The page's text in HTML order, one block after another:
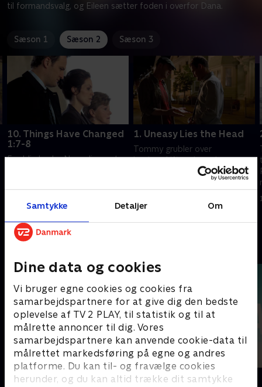
Samtykke Detaljer Om
Dine data og cookies
Vi bruger egne cookies og cookies fra
samarbejdspartnere for at give dig den bedste
oplevelse af TV 2 PLAY, til statistik og til at
målrette annoncer til dig. Vores
samarbejdspartnere kan anvende cookie-data til
målrettet markedsføring på egne og andres
platforme. Du kan til- og fravælge cookies
herunder, og du kan altid trække dit samtykke
til formandsvalg, og Eileen sætter foden i overfor Dana.
Sæson 1 Sæson 2 Sæson 3
10. Things Have Changed
1:7-8
Freddie beder Nozzoli om at
sætter foden i overfor Dana.
1. juli 2021 • 50 min
1. Uneasy Lies the Head
Tommy grubler over
karriereskift og beordrer
Declan til hemmelig
korruptionsundersøgelse. Rose
Top Dog The Au Pair